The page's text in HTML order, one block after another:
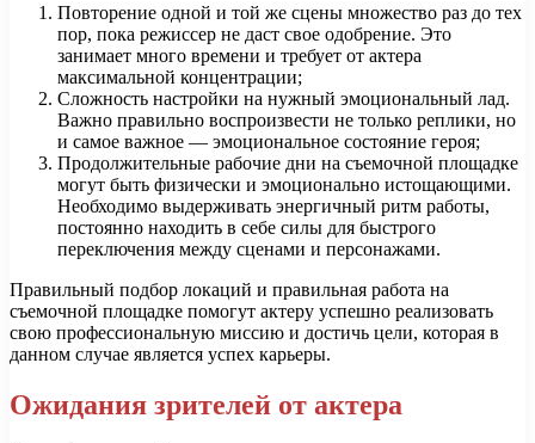
Повторение одной и той же сцены множество раз до тех
пор, пока режиссер не даст свое одобрение. Это
занимает много времени и требует от актера
максимальной концентрации;
Сложность настройки на нужный эмоциональный лад.
Важно правильно воспроизвести не только реплики, но
и самое важное — эмоциональное состояние героя;
Продолжительные рабочие дни на съемочной площадке
могут быть физически и эмоционально истощающими.
Необходимо выдерживать энергичный ритм работы,
постоянно находить в себе силы для быстрого
переключения между сценами и персонажами.
Правильный подбор локаций и правильная работа на
съемочной площадке помогут актеру успешно реализовать
свою профессиональную миссию и достичь цели, которая в
данном случае является успех карьеры.
Ожидания зрителей от актера